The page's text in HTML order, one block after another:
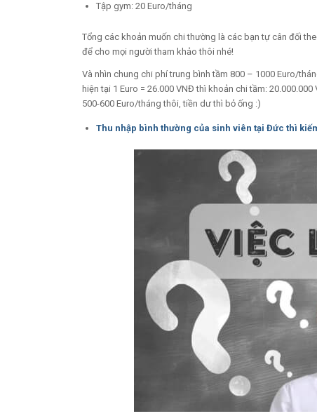
Tập gym: 20 Euro/tháng
Tổng các khoản muốn chi thường là các bạn tự cân đối
để cho mọi người tham khảo thôi nhé!
Và nhìn chung chi phí trung bình tầm 800 – 1000 Euro/
hiện tại 1 Euro = 26.000 VNĐ thì khoản chi tầm:
500-600 Euro/tháng thôi, tiền dư thì bỏ ống :)
Thu nhập bình thường của sinh viên tại Đức thì